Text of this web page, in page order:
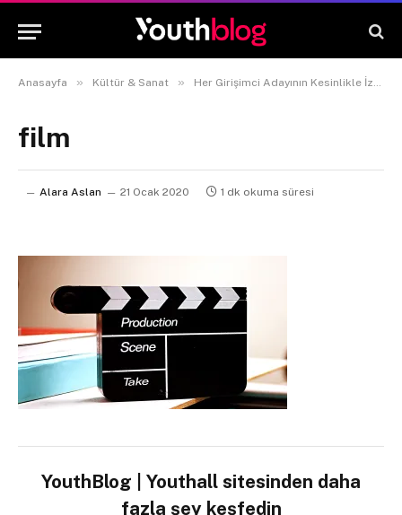
Anasayfa » Kültür & Sanat » Her Girişimci Adayının Kesinlikle İzlemesi Gereken 5 Film
film
Alara Aslan 21 Ocak 2020 1 dk okuma süresi
YouthBlog | Youthall sitesinden daha
fazla şey keşfedin